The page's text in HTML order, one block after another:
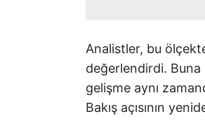
Analistler, bu
değerlendirdi. Buna
gelişme aynı
Bakış açısının